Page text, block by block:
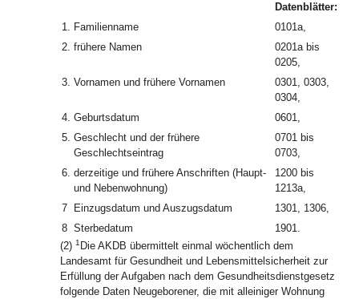
Datenblätter:
1. Familienname
0101a,
2. frühere Namen
0201a bis
0205,
3. Vornamen und frühere Vornamen
0301, 0303,
0304,
4. Geburtsdatum
0601,
5. Geschlecht und der frühere
Geschlechtseintrag
0701 bis
0703,
6. derzeitige und frühere Anschriften (Haupt-
und Nebenwohnung)
1200 bis
1213a,
7
Einzugsdatum und Auszugsdatum
1301, 1306,
8 Sterbedatum
1901.
(2) 1 Die AKDB übermittelt einmal wöchentlich dem
Landesamt für Gesundheit und Lebensmittelsicherheit zur
Erfüllung der Aufgaben nach dem Gesundheitsdienstgesetz
folgende Daten Neugeborener, die mit alleiniger Wohnung